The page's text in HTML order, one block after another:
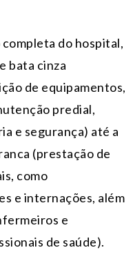
do hospital,
bata cinza
de equipamentos,
predial,
e segurança) até a
(prestação de
como
e internações, além
e
de saúde).